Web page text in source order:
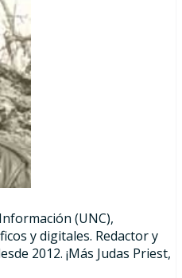
(UNC),
y digitales. Redactor y
2012. ¡Más Judas Priest,